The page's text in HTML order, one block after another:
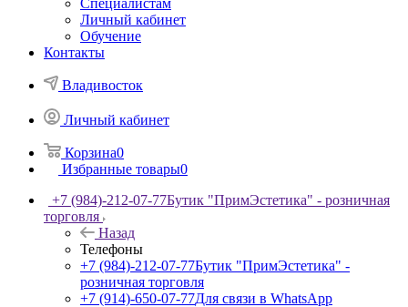
Специалистам
Личный кабинет
Обучение
Контакты
Владивосток
Личный кабинет
Корзина0
Избранные товары0
+7 (984)-212-07-77Бутик "ПримЭстетика" - розничная
торговля
Назад
Телефоны
+7 (984)-212-07-77Бутик "ПримЭстетика" -
розничная торговля
+7 (914)-650-07-77Для связи в WhatsApp